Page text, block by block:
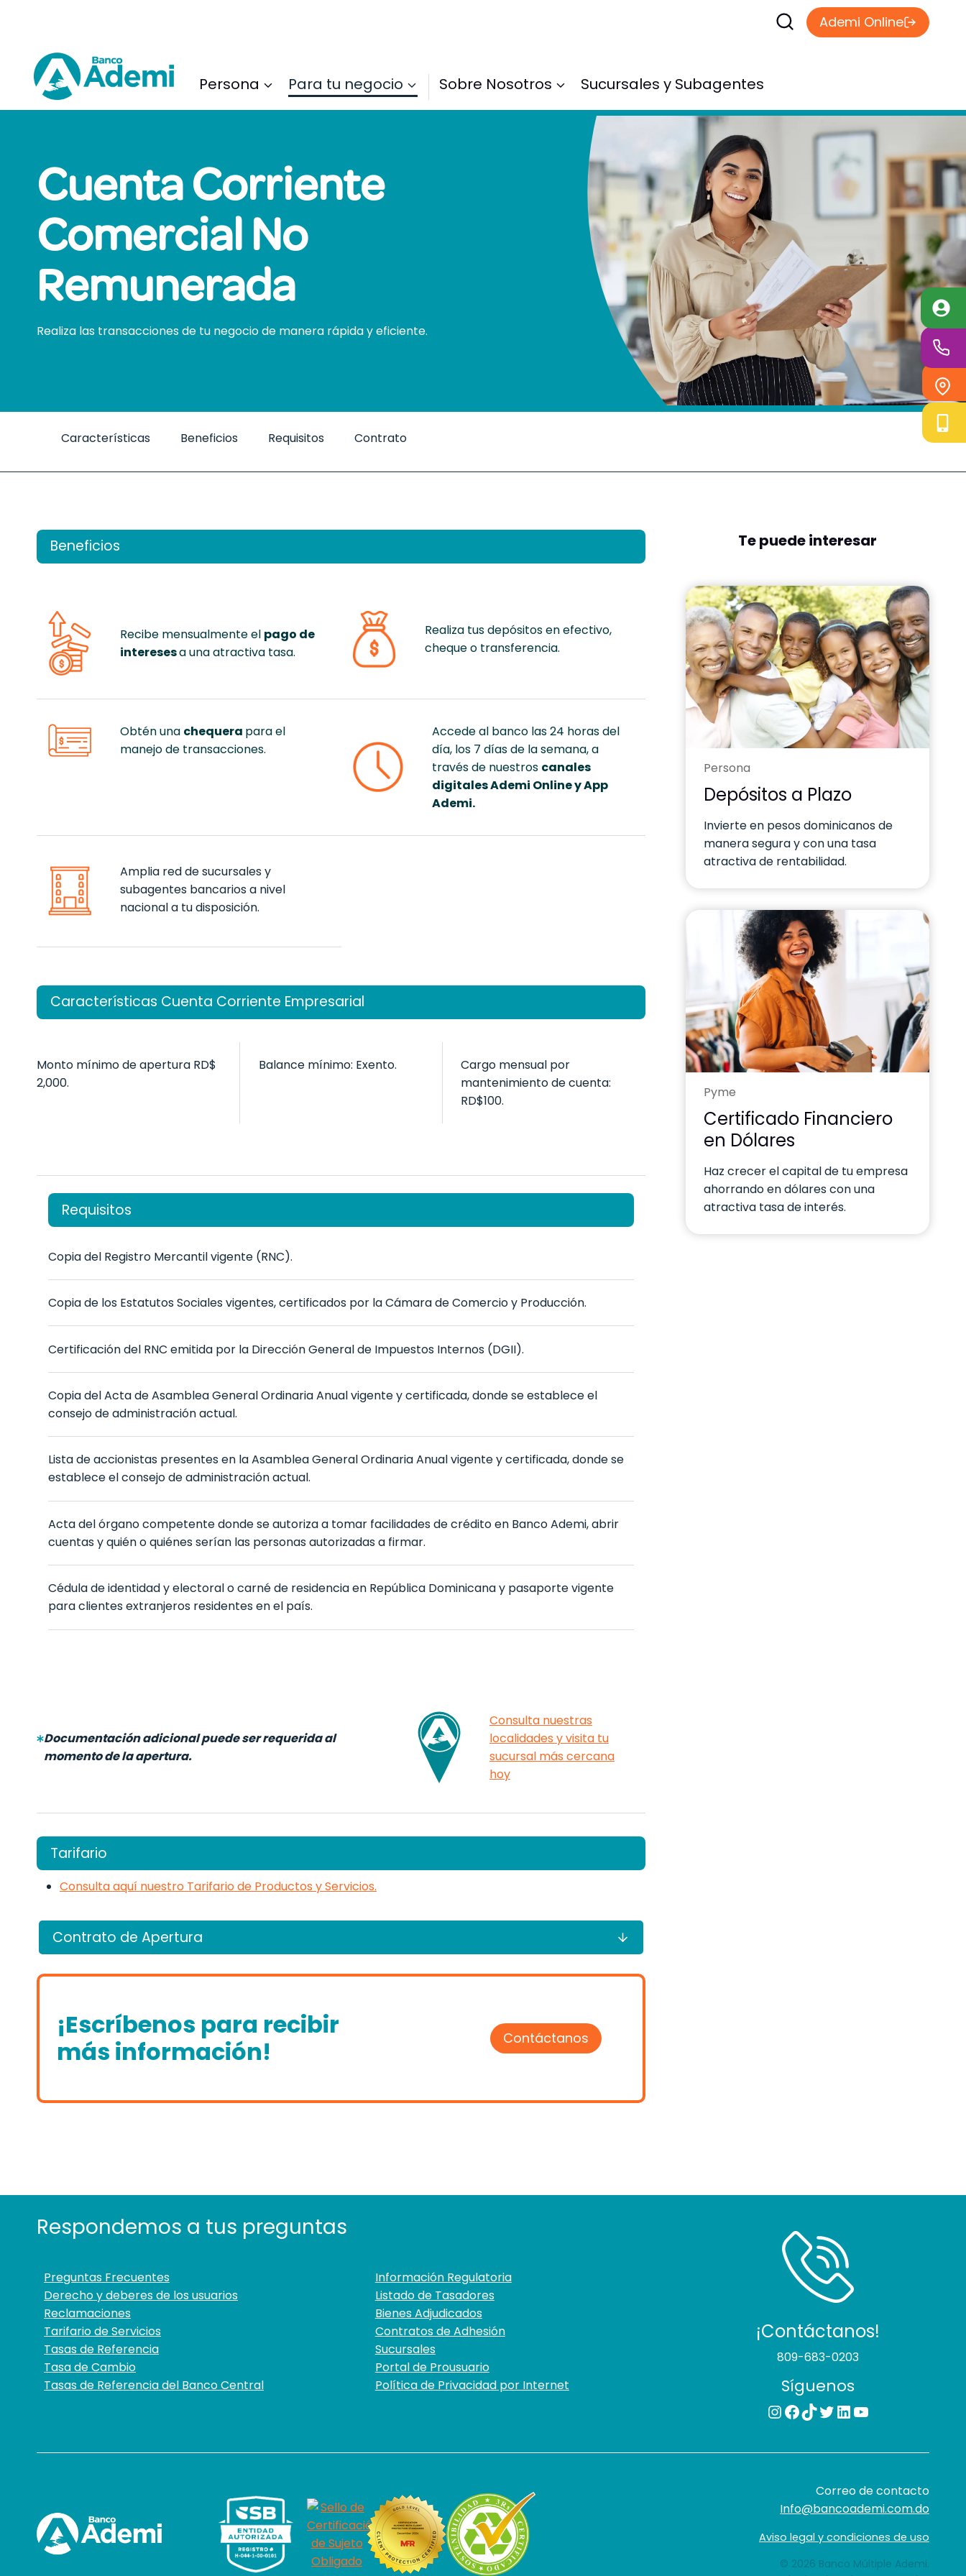
Ademi Online
Persona Para tu negocio Sobre Nosotros Sucursales y Subagentes
Cuenta Corriente
Comercial No
Remunerada
Realiza las transacciones de tu negocio de manera rápida y eficiente.
Características Beneficios Requisitos Contrato
Beneficios
Recibe mensualmente el pago de
interesesa una atractiva tasa.
Realiza tus depósitos en efectivo,
cheque o transferencia.
Obtén una chequera para el
manejo de transacciones.
Accede al banco las 24 horas del
día, los 7 días de la semana, a
través de nuestros canales
digitales Ademi Online y App
Ademi.
Amplia red de sucursales y
subagentes bancarios a nivel
nacional a tu disposición.
Características Cuenta Corriente Empresarial
Monto mínimo de apertura RD$
2,000.
Balance mínimo: Exento.
Cargo mensual por
mantenimiento de cuenta:
RD$100.
Requisitos
Copia del Registro Mercantil vigente (RNC).
Copia de los Estatutos Sociales vigentes, certificados por la Cámara de Comercio y Producción.
Certificación del RNC emitida por la Dirección General de Impuestos Internos (DGII).
Copia del Acta de Asamblea General Ordinaria Anual vigente y certificada, donde se establece el
consejo de administración actual.
Lista de accionistas presentes en la Asamblea General Ordinaria Anual vigente y certificada, donde se
establece el consejo de administración actual.
Acta del órgano competente donde se autoriza a tomar facilidades de crédito en Banco Ademi, abrir
cuentas y quién o quiénes serían las personas autorizadas a firmar.
Cédula de identidad y electoral o carné de residencia en República Dominicana y pasaporte vigente
para clientes extranjeros residentes en el país.
Documentación adicional puede ser requerida al
momento de la apertura.
Consulta nuestras
localidades y visita tu
sucursal más cercana
hoy
Tarifario
Consulta aquí nuestro Tarifario de Productos y Servicios.
Contrato de Apertura
¡Escríbenos para recibir
más información!
Contáctanos
Te puede interesar
Persona
Depósitos a Plazo
Invierte en pesos dominicanos de
manera segura y con una tasa
atractiva de rentabilidad.
Pyme
Certificado Financiero
en Dólares
Haz crecer el capital de tu empresa
ahorrando en dólares con una
atractiva tasa de interés.
Respondemos a tus preguntas
Preguntas Frecuentes
Derecho y deberes de los usuarios
Reclamaciones
Tarifario de Servicios
Tasas de Referencia
Tasa de Cambio
Tasas de Referencia del Banco Central
Información Regulatoria
Listado de Tasadores
Bienes Adjudicados
Contratos de Adhesión
Sucursales
Portal de Prousuario
Política de Privacidad por Internet
¡Contáctanos!
809-683-0203
Síguenos
Instagram
Facebook
TikTok
Twitter
LinkedIn
YouTube
Correo de contacto
Info@bancoademi.com.do
Aviso legal y condiciones de uso
© 2026 Banco Múltiple Ademi.